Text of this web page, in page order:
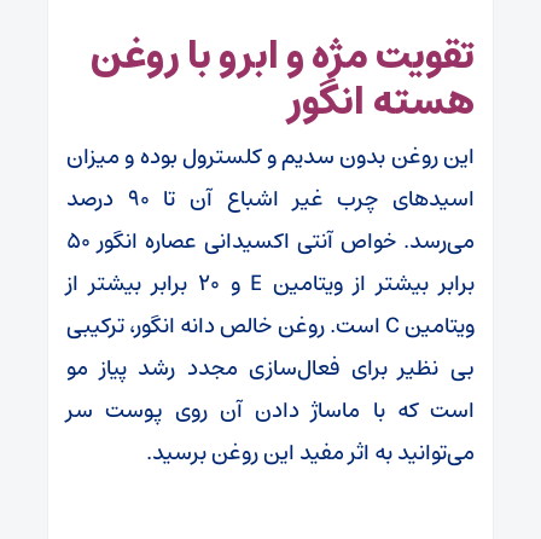
تقویت مژه و ابرو با روغن
هسته انگور
این روغن بدون سدیم و کلسترول بوده و میزان
اسیدهای چرب غیر اشباع آن تا ۹۰ درصد
می‌رسد. خواص آنتی اکسیدانی عصاره انگور ۵۰
برابر بیشتر از ویتامین E و ۲۰ برابر بیشتر از
ویتامین C است. روغن خالص دانه انگور، ترکیبی
بی نظیر برای فعال‌سازی مجدد رشد پیاز مو
است که با ماساژ دادن آن روی پوست سر
می‌توانید به اثر مفید این روغن برسید.